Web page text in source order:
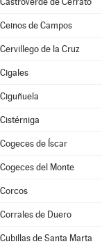
Ceinos de Campos
Cervillego de la Cruz
Cigales
Ciguñuela
Cistérniga
Cogeces de Íscar
Cogeces del Monte
Corcos
Corrales de Duero
Cubillas de Santa Marta